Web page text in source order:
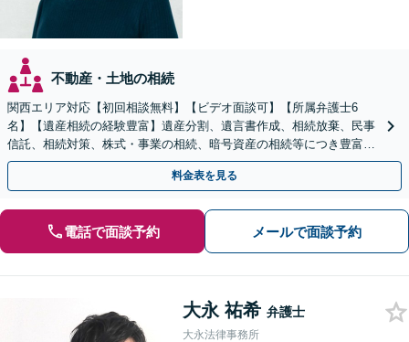
不動産・土地の相続
関西エリア対応【初回相談無料】【ビデオ面談可】【所属弁護士6
名】【遺産相続の経験豊富】遺産分割、遺言書作成、相続放棄、民事
信託、相続対策、株式・事業の相続、暗号資産の相続等につき豊富な
対応実績。【バリアフリー】【完全個室対応】
料金表を見る
電話で面談予約 メールで面談予約
大永 祐希 弁護士
大永法律事務所